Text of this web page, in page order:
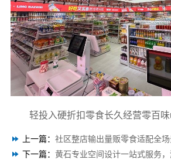
轻投入硬折扣零食长久经营零百
上一篇： 社区整店输出量贩零食适配全场
下一篇： 黄石专业空间设计一站式服务，湖北百年米